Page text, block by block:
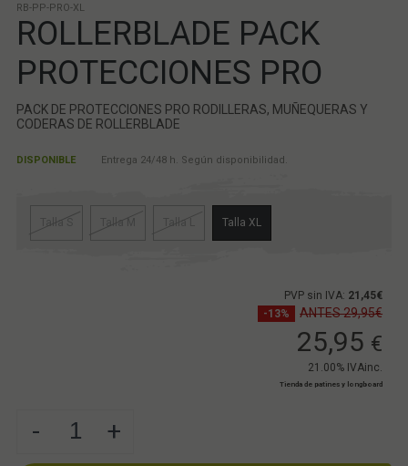
RB-PP-PRO-XL
ROLLERBLADE PACK
PROTECCIONES PRO
PACK DE PROTECCIONES PRO RODILLERAS, MUÑEQUERAS Y
CODERAS DE ROLLERBLADE
DISPONIBLE Entrega 24/48 h. Según disponibilidad.
Talla S Talla M Talla L Talla XL
PVP sin IVA: 21,45€
-13%
ANTES 29,95€
25,95 €
21.00% IVAinc.
Tienda de patines y longboard
- +